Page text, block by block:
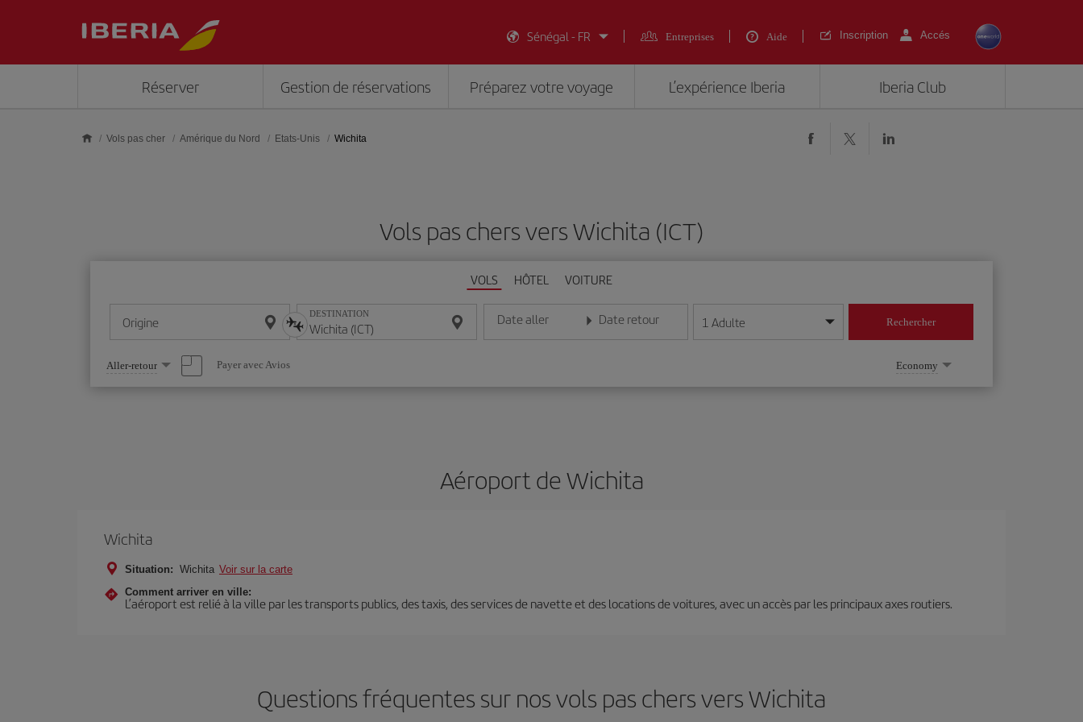
Sénégal - FR
Entreprises Aide Inscription Accés
Réserver Gestion de réservations Préparez votre voyage L’expérience Iberia Iberia Club
Vols pas cher Amérique du Nord Etats-Unis Wichita
Vols pas chers vers Wichita (ICT)
VOLS HÔTEL VOITURE
Origine DESTINATION Date aller
Entrez la date au format jour/mois/année
Date retour
Entrez la date au format jour/mois/année
1 Adulte Rechercher
Sélectionnez
une
option
Aller-retour Payer avec Avios Economy
Aéroport de Wichita
Wichita
Situation: Wichita Voir sur la carte
Comment arriver en ville:
L’aéroport est relié à la ville par les transports publics, des taxis, des services de navette et des locations de voitures, avec un accès par les principaux axes routiers.
Questions fréquentes sur nos vols pas chers vers Wichita